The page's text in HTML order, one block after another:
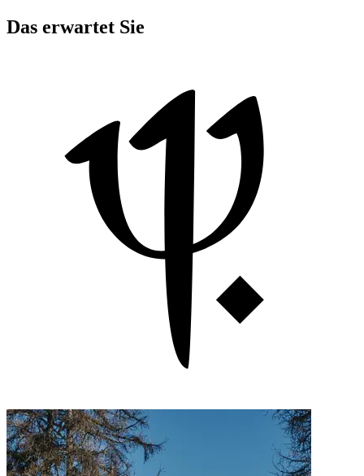
Das erwartet Sie